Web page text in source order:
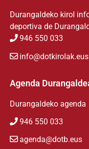
Durangaldeko kirol
deportiva de
946 550 033
info@dotkirolak.eus
Agenda
Durangaldeko agenda
946 550 033
agenda@dotb.eus